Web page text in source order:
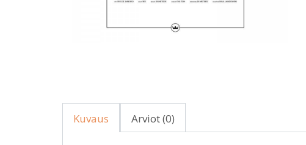
Kuvaus Arviot (0)